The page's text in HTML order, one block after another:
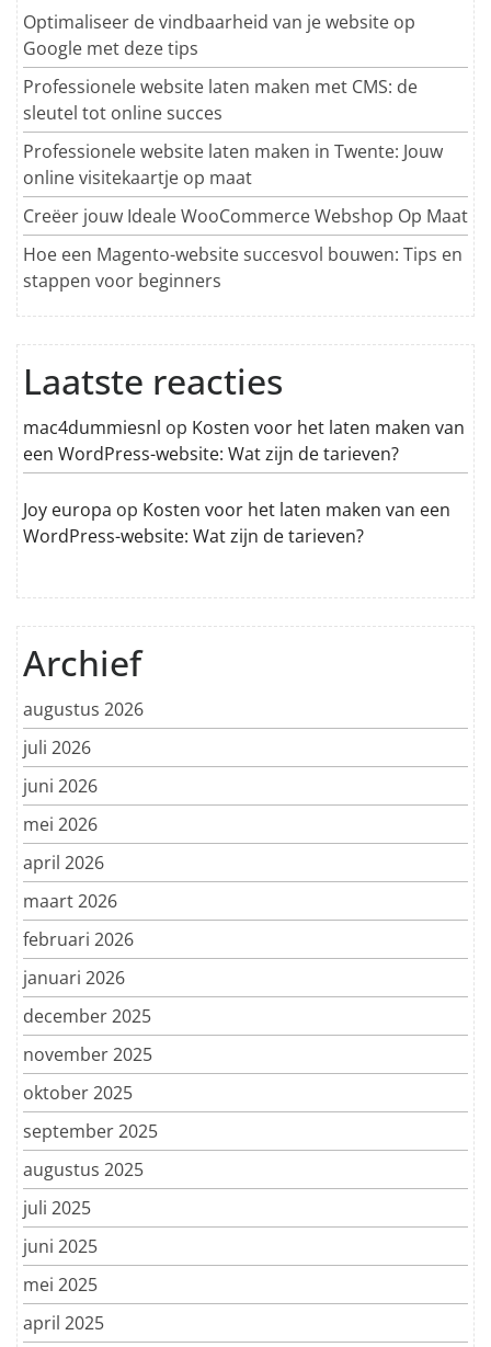
Optimaliseer de vindbaarheid van je website op
Google met deze tips
Professionele website laten maken met CMS: de
sleutel tot online succes
Professionele website laten maken in Twente: Jouw
online visitekaartje op maat
Creëer jouw Ideale WooCommerce Webshop Op Maat
Hoe een Magento-website succesvol bouwen: Tips en
stappen voor beginners
Laatste reacties
mac4dummiesnl op Kosten voor het laten maken van
een WordPress-website: Wat zijn de tarieven?
Joy europa op Kosten voor het laten maken van een
WordPress-website: Wat zijn de tarieven?
Archief
augustus 2026
juli 2026
juni 2026
mei 2026
april 2026
maart 2026
februari 2026
januari 2026
december 2025
november 2025
oktober 2025
september 2025
augustus 2025
juli 2025
juni 2025
mei 2025
april 2025